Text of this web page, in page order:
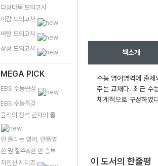
다상다독 모의고사
이감 모의고사
바탕 모의고사
상상 모의고사
MEGA PICK
EBS 수능완성
EBS 수능특강
윤리의 정석 현자의 돌
안 틀리는 영어, 안틀영
한 권 질주&한 판 승부
지인선 시리즈
책소개
수능 영어영역에 출
주는 교재다. 최근 수
체계적으로 구성하였
이 도서의 한줄평